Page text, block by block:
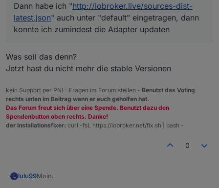
latest.json " auch unter "default" eingetragen, dann
konnte ich zumindest die Adapter updaten.
Nun steht aber im Moment unter beiden Feldern
"http://iobroker.live/sources-dist-latest.json
Das kann so auch nicht richtig sein, oder?
Dann habe ich "http://iobroker.live/sources-dist-
latest.json" auch unter "default" eingetragen, dann
konnte ich zumindest die Adapter updaten
Was soll das denn?
Jetzt hast du nicht mehr die stable Versionen
kein Support per PN! - Fragen im Forum stellen - Benutzt das Voting
rechts unten im Beitrag wenn er euch geholfen hat.
Das Forum freut sich über eine Spende. Benutzt dazu den
Spendenbutton oben rechts. Danke!
der Installationsfixer: curl -fsL https://iobroker.net/fix.sh | bash -
0
L lulu99Moin.